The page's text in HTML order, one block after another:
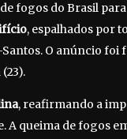
fogos do Brasil
, espalhados por
O anúncio foi
, reafirmando a
A queima de fogos